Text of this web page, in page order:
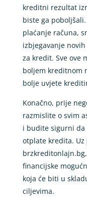
kreditni rezultat
biste ga
plaćanje računa,
izbjegavanje
za kredit. Sve ove
boljem kreditnom
bolje uvjete
Konačno, prije
razmislite o svim
i budite sigurni da
otplate kredita. Uz
financijske
koja će biti u
ciljevima.